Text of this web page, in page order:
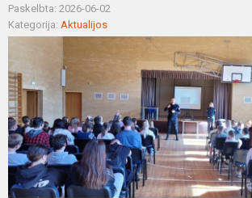
Paskelbta: 2026-06-02
Kategorija: Aktualijos